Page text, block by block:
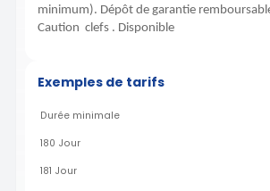
minimum). Dépôt de garantie
Caution clefs . Disponible
Exemples de tarifs
Durée minimale
180 Jour
181 Jour